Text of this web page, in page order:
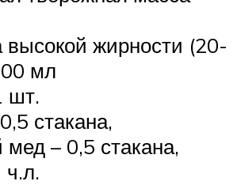
высокой жирности (20-
мл
шт.
стакана,
– 0,5 стакана,